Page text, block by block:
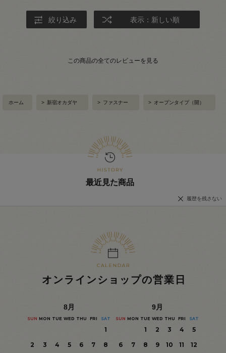
絞り込み 表示：新しい順
この商品の全てのレビューを見る
ホーム > 新宿オカダヤ > ファスナー > オープンタイプ（開）
最近見た商品
履歴を残さない
オンラインショップの営業日
8月
SUN MON TUE WED THU FRI SAT
1
2
3 4 5 6 7
8
9月
SUN MON TUE WED THU FRI SAT
1 2 3 4
5
6
7 8 9 10 11
12